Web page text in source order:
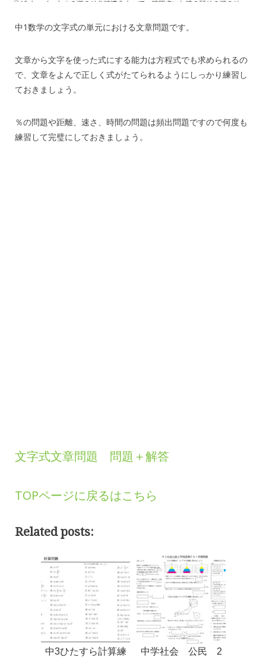
中1数学の文字式の単元における文章問題です。
文章から文字を使った式にする能力は方程式でも求められるの
で、文章をよんで正しく式がたてられるようにしっかり練習し
ておきましょう。
％の問題や距離、速さ、時間の問題は頻出問題ですので何度も
練習して完璧にしておきましょう。
文字式文章問題 問題＋解答
TOPページに戻るはこちら
Related posts:
中3ひたすら計算練
中学社会 公民 2